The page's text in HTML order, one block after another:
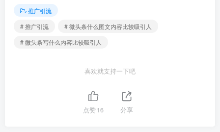
推广引流
# 推广引流
# 微头条什么图文内容比较吸引人
# 微头条写什么内容比较吸引人
喜欢就支持一下吧
点赞16 分享